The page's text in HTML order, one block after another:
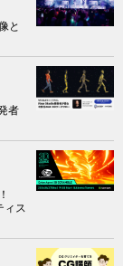
と
者
！
ィス